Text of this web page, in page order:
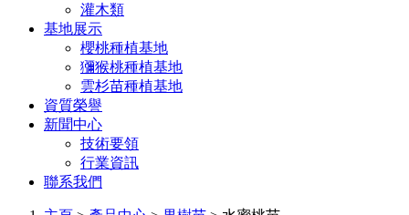
灌木類
基地展示
櫻桃種植基地
獼猴桃種植基地
雲杉苗種植基地
資質榮譽
新聞中心
技術要領
行業資訊
聯系我們